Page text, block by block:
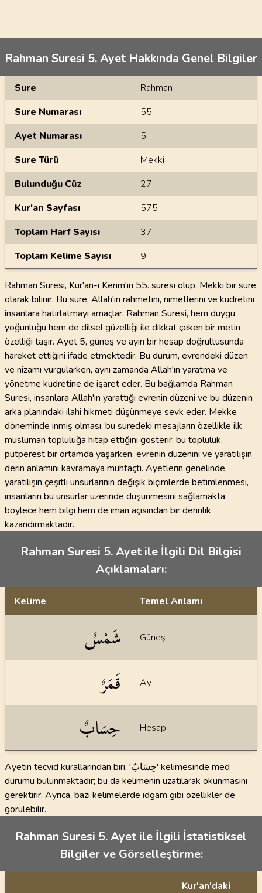
Rahman Suresi 5. Ayet Hakkında Genel Bilgiler
Genel Bilgiler
Sure
Rahman
Sure Numarası
55
Ayet Numarası
5
Sure Türü
Mekki
Bulunduğu Cüz
27
Kur'an Sayfası
575
Toplam Harf Sayısı
37
Toplam Kelime Sayısı
9
Rahman Suresi, Kur'an-ı Kerim'in 55. suresi olup, Mekki bir sure
olarak bilinir. Bu sure, Allah'ın rahmetini, nimetlerini ve kudretini
insanlara hatırlatmayı amaçlar. Rahman Suresi, hem duygu
yoğunluğu hem de dilsel güzelliği ile dikkat çeken bir metin
özelliği taşır. Ayet 5, güneş ve ayın bir hesap doğrultusunda
hareket ettiğini ifade etmektedir. Bu durum, evrendeki düzen
ve nizamı vurgularken, aynı zamanda Allah'ın yaratma ve
yönetme kudretine de işaret eder. Bu bağlamda Rahman
Suresi, insanlara Allah'ın yarattığı evrenin düzeni ve bu düzenin
arka planındaki ilahi hikmeti düşünmeye sevk eder. Mekke
döneminde inmiş olması, bu suredeki mesajların özellikle ilk
müslüman topluluğa hitap ettiğini gösterir; bu topluluk,
putperest bir ortamda yaşarken, evrenin düzenini ve yaratılışın
derin anlamını kavramaya muhtaçtı. Ayetlerin genelinde,
yaratılışın çeşitli unsurlarının değişik biçimlerde betimlenmesi,
insanların bu unsurlar üzerinde düşünmesini sağlamakta,
böylece hem bilgi hem de iman açısından bir derinlik
kazandırmaktadır.
Rahman Suresi 5. Ayet ile İlgili Dil Bilgisi
Açıklamaları:
Kelime Temel Anlamı
شَمْسٌ Güneş
قَمَرٌ Ay
حِسَابٌ Hesap
Ayetin tecvid kurallarından biri, 'حِسَابٌ' kelimesinde med
durumu bulunmaktadır; bu da kelimenin uzatılarak okunmasını
gerektirir. Ayrıca, bazı kelimelerde idgam gibi özellikler de
görülebilir.
Rahman Suresi 5. Ayet ile İlgili İstatistiksel
Bilgiler ve Görselleştirme:
Kur'an'daki